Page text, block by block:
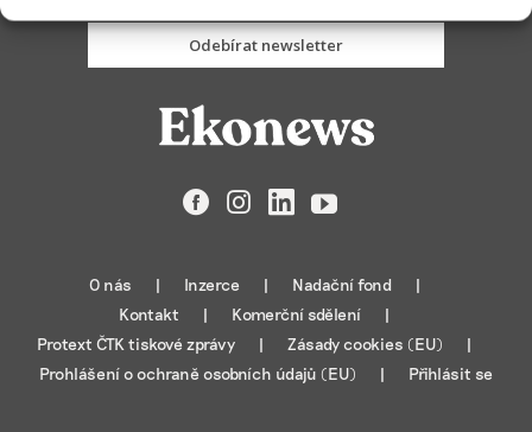
Odebírat newsletter
FacebookInstagramLinkedIn
YouTube
O nás Inzerce
Nadační fond
Kontakt
Komerční sdělení
Protext ČTK tiskové zprávy
Zásady cookies (EU)
Prohlášení o ochraně osobních údajů (EU)
Přihlásit se